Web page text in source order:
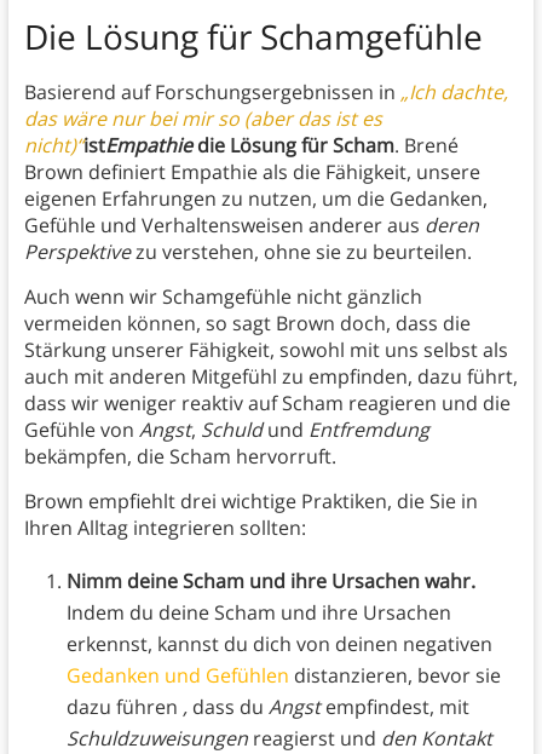
Die Lösung für Schamgefühle
Basierend auf Forschungsergebnissen in „Ich dachte,
das wäre nur bei mir so (aber das ist es
nicht)“istEmpathiedie Lösung für Scham. Brené
Brown definiert Empathie als die Fähigkeit, unsere
eigenen Erfahrungen zu nutzen, um die Gedanken,
Gefühle und Verhaltensweisen anderer aus deren
Perspektivezu verstehen, ohne sie zu beurteilen.
Auch wenn wir Schamgefühle nicht gänzlich
vermeiden können, so sagt Brown doch, dass die
Stärkung unserer Fähigkeit, sowohl mit uns selbst als
auch mit anderen Mitgefühl zu empfinden, dazu führt,
dass wir weniger reaktiv auf Scham reagieren und die
Gefühle von Angst, Schuldund Entfremdung
bekämpfen, die Scham hervorruft.
Brown empfiehlt drei wichtige Praktiken, die Sie in
Ihren Alltag integrieren sollten:
Nimm deine Scham und ihre Ursachen wahr.
Indem du deine Scham und ihre Ursachen
erkennst, kannst du dich von deinen negativen
Gedanken und Gefühlen distanzieren, bevor sie
dazu führen ,dass du Angstempfindest, mit
Schuldzuweisungenreagierst und den Kontakt